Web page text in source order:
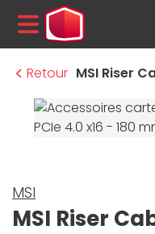
MENU
Retour
MSI
MSI Riser